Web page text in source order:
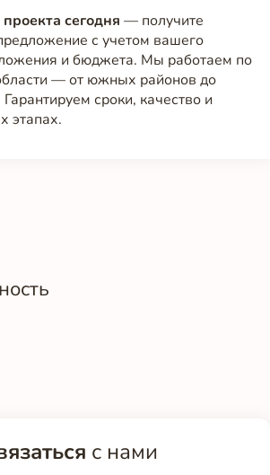
сегодня — получите
с учетом вашего
и бюджета. Мы работаем по
— от южных районов до
сроки, качество и
этапах.
с нами